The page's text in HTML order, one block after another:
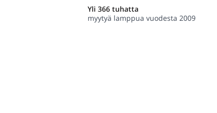
Yli 366 tuhatta
myytyä lamppua vuodesta 2009